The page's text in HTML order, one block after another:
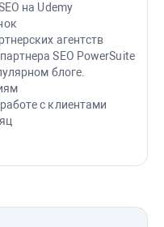
на Udemy
агентств
SEO PowerSuite
блоге.
с клиентами